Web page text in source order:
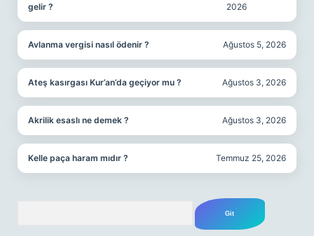
gelir ?
2026
Avlanma vergisi nasıl ödenir ? Ağustos 5, 2026
Ateş kasırgası Kur’an’da geçiyor mu ? Ağustos 3, 2026
Akrilik esaslı ne demek ? Ağustos 3, 2026
Kelle paça haram mıdır ? Temmuz 25, 2026